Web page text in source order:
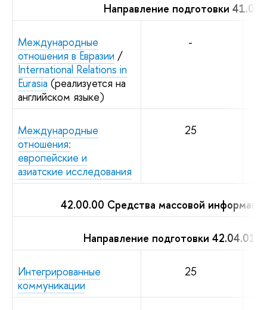
Направление подготовки
Международные
отношения в Евразии /
International Relations in
Eurasia (реализуется на
английском языке)
-
Международные
отношения:
европейские и
азиатские исследования
25
42.00.00 Средства массовой
Направление подготовки 42.04.01
Интегрированные
коммуникации
25